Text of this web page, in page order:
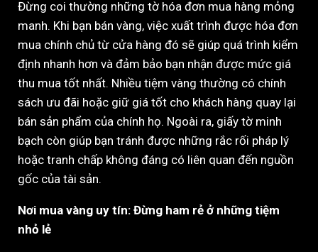
Đừng coi thường những tờ hóa đơn mua hàng mỏng
manh. Khi bạn bán vàng, việc xuất trình được hóa đơn
mua chính chủ từ cửa hàng đó sẽ giúp quá trình kiểm
định nhanh hơn và đảm bảo bạn nhận được mức giá
thu mua tốt nhất. Nhiều tiệm vàng thường có chính
sách ưu đãi hoặc giữ giá tốt cho khách hàng quay lại
bán sản phẩm của chính họ. Ngoài ra, giấy tờ minh
bạch còn giúp bạn tránh được những rắc rối pháp lý
hoặc tranh chấp không đáng có liên quan đến nguồn
gốc của tài sản.
Nơi mua vàng uy tín: Đừng ham rẻ ở những tiệm
nhỏ lẻ